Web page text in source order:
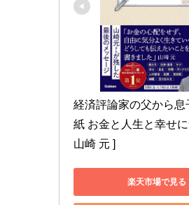
経済評論家の父から息
紙 お金と人生と幸せ
山崎 元 ]
楽天市場で見る